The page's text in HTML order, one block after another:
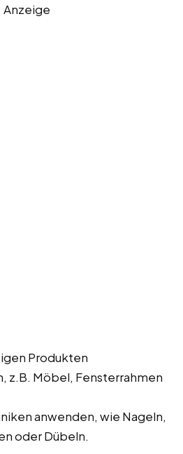
Anzeige
Produkten
z.B. Möbel, Fensterrahmen
anwenden, wie Nageln,
oder Dübeln.